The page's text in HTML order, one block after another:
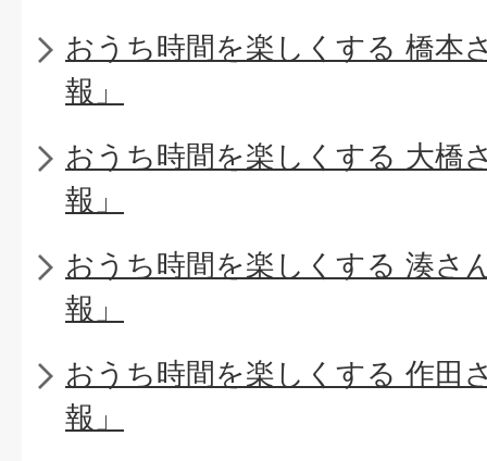
おうち時間を楽しくする 橋本
報」
おうち時間を楽しくする 大橋
報」
おうち時間を楽しくする 湊さ
報」
おうち時間を楽しくする 作田
報」